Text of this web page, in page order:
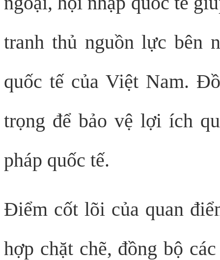
tranh thủ nguồn lực bên
quốc tế của Việt Nam.
trọng để bảo vệ lợi ích
pháp quốc tế.
Điểm cốt lõi của quan
hợp chặt chẽ, đồng bộ